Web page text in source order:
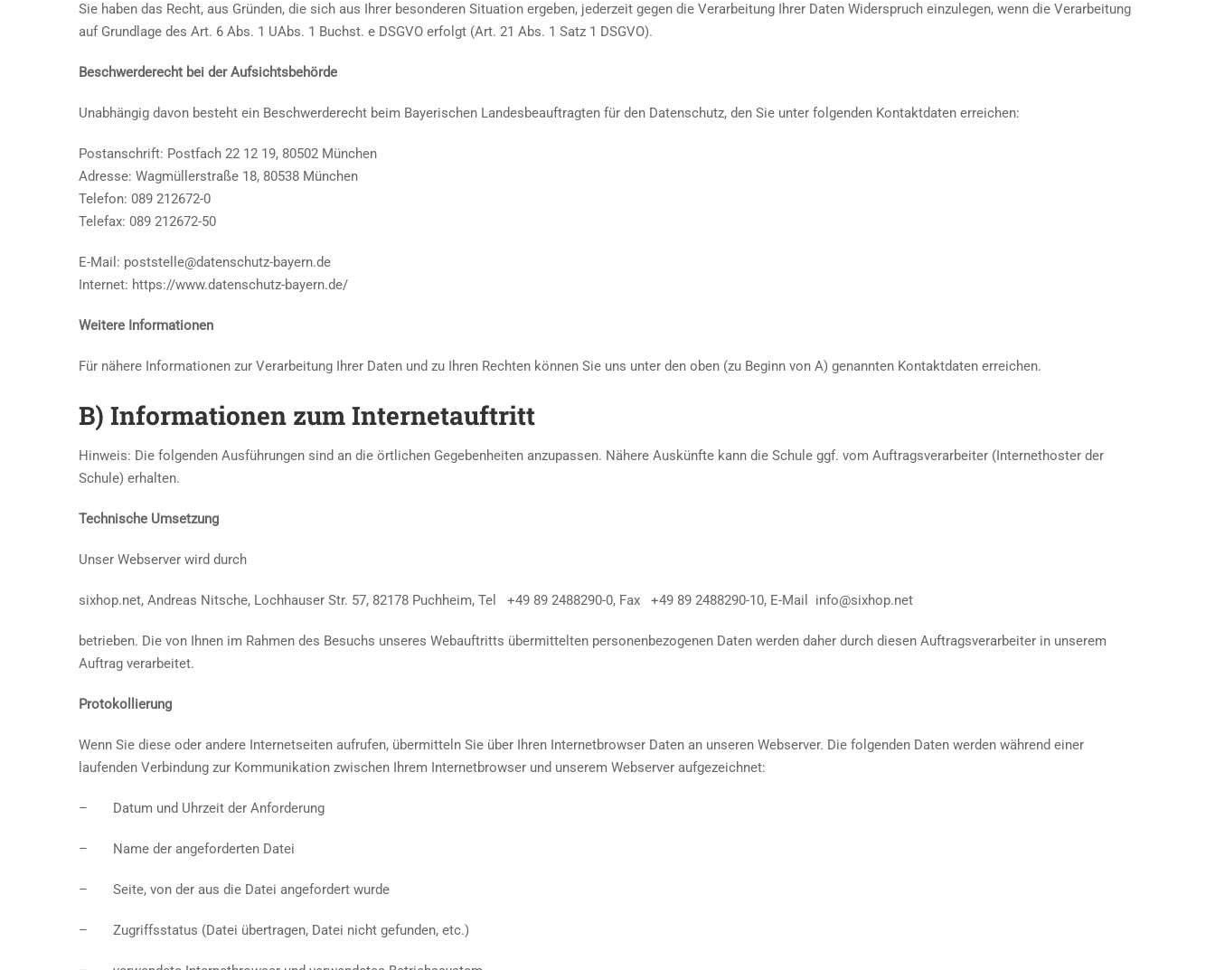
Sie haben das Recht, aus Gründen, die sich aus Ihrer besonderen Situation ergeben, jederzeit gegen die Verarbeitung Ihrer Daten Widerspruch einzulegen, wenn die Verarbeitung
auf Grundlage des Art. 6 Abs. 1 UAbs. 1 Buchst. e DSGVO erfolgt (Art. 21 Abs. 1 Satz 1 DSGVO).
Beschwerderecht bei der Aufsichtsbehörde
Unabhängig davon besteht ein Beschwerderecht beim Bayerischen Landesbeauftragten für den Datenschutz, den Sie unter folgenden Kontaktdaten erreichen:
Postanschrift: Postfach 22 12 19, 80502 München
Adresse: Wagmüllerstraße 18, 80538 München
Telefon: 089 212672-0
Telefax: 089 212672-50
E-Mail: poststelle@datenschutz-bayern.de
Internet: https://www.datenschutz-bayern.de/
Weitere Informationen
Für nähere Informationen zur Verarbeitung Ihrer Daten und zu Ihren Rechten können Sie uns unter den oben (zu Beginn von A) genannten Kontaktdaten erreichen.
B) Informationen zum Internetauftritt
Hinweis: Die folgenden Ausführungen sind an die örtlichen Gegebenheiten anzupassen. Nähere Auskünfte kann die Schule ggf. vom Auftragsverarbeiter (Internethoster der
Schule) erhalten.
Technische Umsetzung
Unser Webserver wird durch
sixhop.net, Andreas Nitsche, Lochhauser Str. 57, 82178 Puchheim, Tel +49 89 2488290-0, Fax +49 89 2488290-10, E-Mail info@sixhop.net
betrieben. Die von Ihnen im Rahmen des Besuchs unseres Webauftritts übermittelten personenbezogenen Daten werden daher durch diesen Auftragsverarbeiter in unserem
Auftrag verarbeitet.
Protokollierung
Wenn Sie diese oder andere Internetseiten aufrufen, übermitteln Sie über Ihren Internetbrowser Daten an unseren Webserver. Die folgenden Daten werden während einer
laufenden Verbindung zur Kommunikation zwischen Ihrem Internetbrowser und unserem Webserver aufgezeichnet:
– Datum und Uhrzeit der Anforderung
– Name der angeforderten Datei
– Seite, von der aus die Datei angefordert wurde
– Zugriffsstatus (Datei übertragen, Datei nicht gefunden, etc.)